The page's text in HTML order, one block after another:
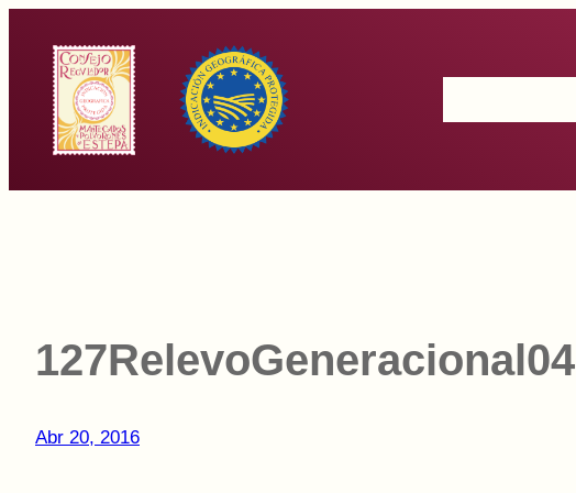
contenido
127RelevoGeneracional04
Abr 20, 2016